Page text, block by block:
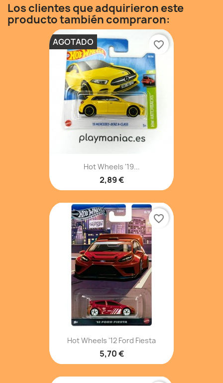
Los clientes que adquirieron este
producto también compraron:
Hot Wheels '19...
2,89 €
AGOTADO favorite_border
Hot Wheels '12 Ford Fiesta
5,70 €
favorite_border